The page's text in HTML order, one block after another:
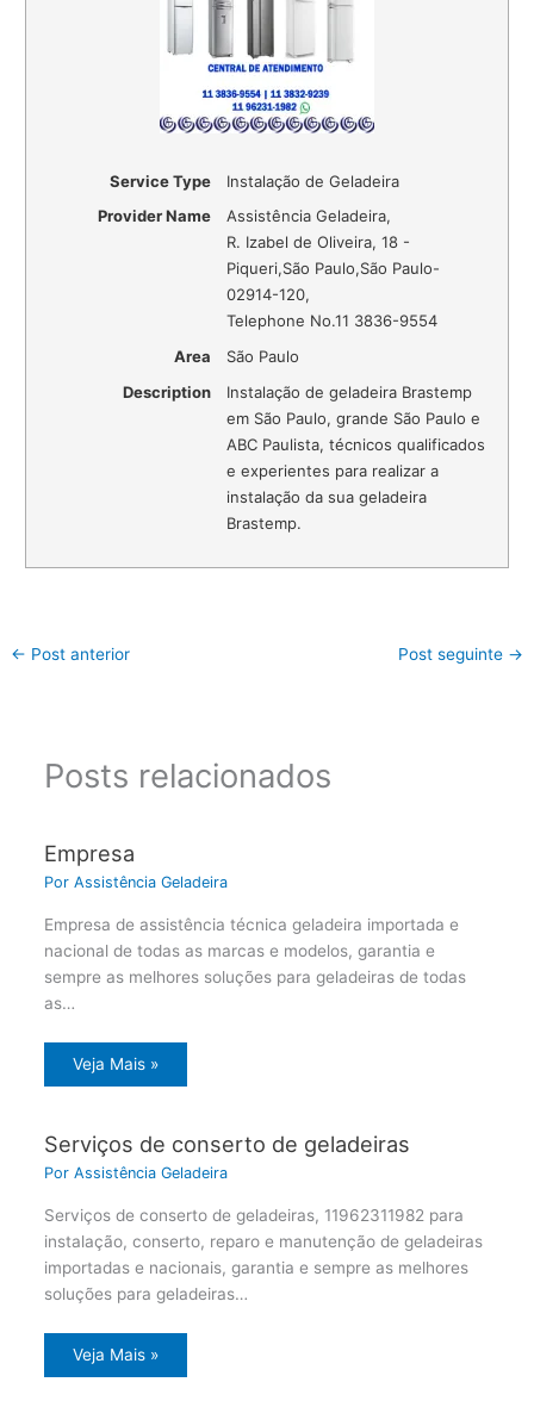
Service Type
Instalação de Geladeira
Provider Name
Assistência Geladeira,
R. Izabel de Oliveira, 18 -
Piqueri,São Paulo,São Paulo-
02914-120,
Telephone No.11 3836-9554
Area
São Paulo
Description
Instalação de geladeira Brastemp
em São Paulo, grande São Paulo e
ABC Paulista, técnicos qualificados
e experientes para realizar a
instalação da sua geladeira
Brastemp.
← Post anterior Post seguinte →
Posts relacionados
Empresa
Por Assistência Geladeira
Empresa de assistência técnica geladeira importada e
nacional de todas as marcas e modelos, garantia e
sempre as melhores soluções para geladeiras de todas
as…
Veja Mais »
Serviços de conserto de geladeiras
Por Assistência Geladeira
Serviços de conserto de geladeiras, 11962311982 para
instalação, conserto, reparo e manutenção de geladeiras
importadas e nacionais, garantia e sempre as melhores
soluções para geladeiras…
Veja Mais »